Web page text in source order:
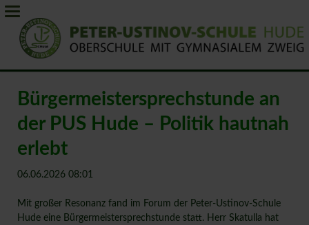
Bürgermeistersprechstunde an
der PUS Hude – Politik hautnah
erlebt
06.06.2026 08:01
Mit großer Resonanz fand im Forum der Peter-Ustinov-Schule
Hude eine Bürgermeistersprechstunde statt. Herr Skatulla hat